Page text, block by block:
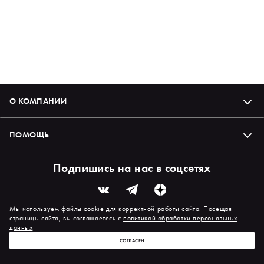
О КОМПАНИИ
ПОМОЩЬ
Подпишись на нас в соцсетях
Мы используем файлы cookie для корректной работы сайта. Посещая
страницы сайта, вы соглашаетесь сполитикой обработки персональных
данных
СОГЛАСЕН